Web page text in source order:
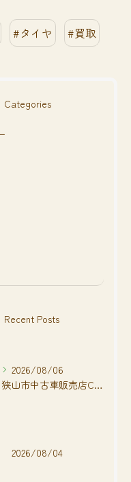
#タイヤ #買取
Categories
Recent Posts
2026/08/06
狭山市中古車販売店CarShop FACT.🚗
2026/08/04